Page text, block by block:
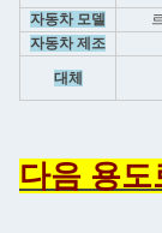
자동차 모델
자동차 제조
대체
다음 용